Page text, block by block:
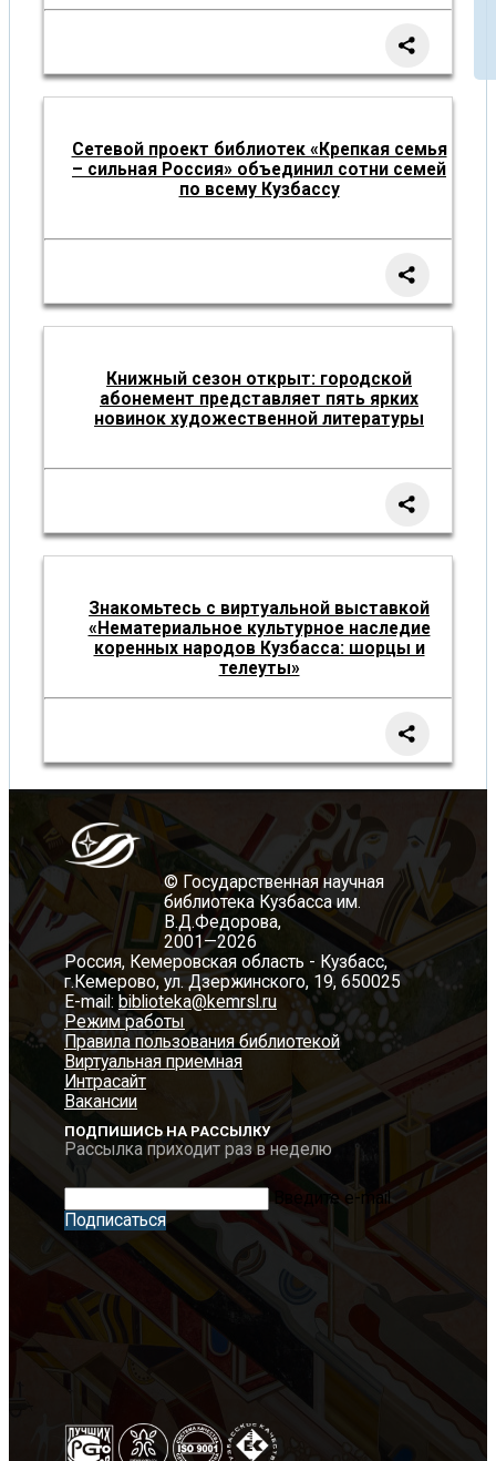
Сетевой проект библиотек «Крепкая семья
– сильная Россия» объединил сотни семей
по всему Кузбассу
Книжный сезон открыт: городской
абонемент представляет пять ярких
новинок художественной литературы
Знакомьтесь с виртуальной выставкой
«Нематериальное культурное наследие
коренных народов Кузбасса: шорцы и
телеуты»
© Государственная научная
библиотека Кузбасса им.
В.Д.Федорова,
2001—2026
Россия, Кемеровская область - Кузбасс,
г.Кемерово, ул. Дзержинского, 19, 650025
E-mail: biblioteka@kemrsl.ru
Режим работы
Правила пользования библиотекой
Виртуальная приемная
Интрасайт
Вакансии
ПОДПИШИСЬ НА РАССЫЛКУ
Рассылка приходит раз в неделю
Введите e-mail
Подписаться